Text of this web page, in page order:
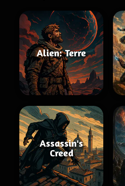
Alien: Terre
Assassin's
Creed